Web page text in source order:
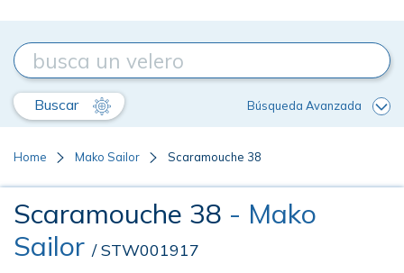
Buscar Búsqueda Avanzada
Home Mako Sailor Scaramouche 38
Scaramouche 38 - Mako
Sailor / STW001917